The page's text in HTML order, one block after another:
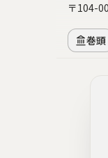
〒104-
巻頭